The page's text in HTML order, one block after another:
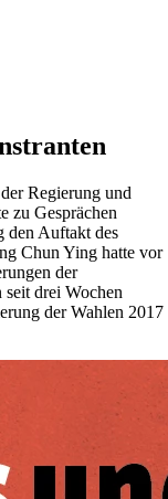
Regierung und
zu Gesprächen
den Auftakt des
Chun Ying hatte vor
der
drei Wochen
der Wahlen 2017